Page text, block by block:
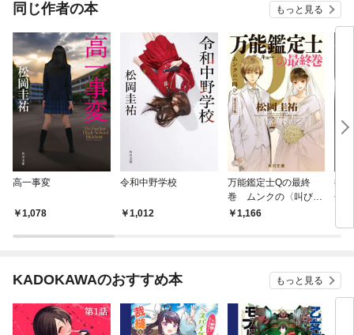
同じ作者の本 もっと見る
高一事変
1,078
令和中野学校
1,012
万能鑑定士Qの最終
巻 ムンクの〈叫び〉
改訂完全版
1,166
探
全版
KADOKAWAのおすすめ本 もっと見る